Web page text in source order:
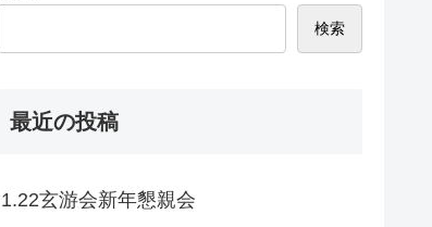
検索
最近の投稿
1.22玄游会新年懇親会